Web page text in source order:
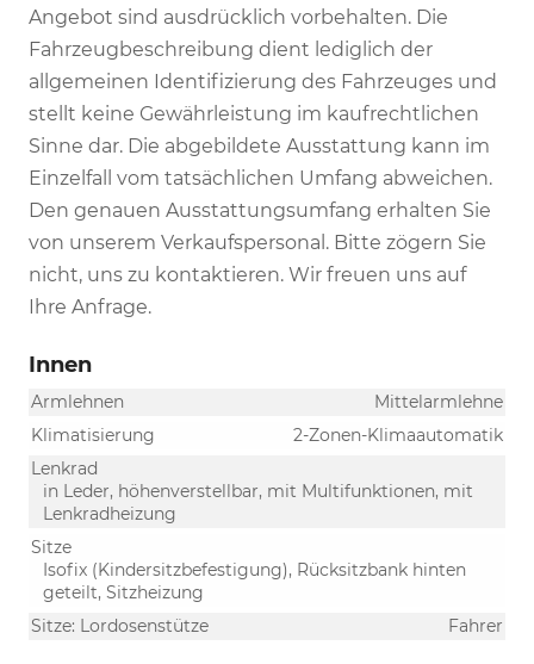
Angebot sind ausdrücklich vorbehalten. Die
Fahrzeugbeschreibung dient lediglich der
allgemeinen Identifizierung des Fahrzeuges und
stellt keine Gewährleistung im kaufrechtlichen
Sinne dar. Die abgebildete Ausstattung kann im
Einzelfall vom tatsächlichen Umfang abweichen.
Den genauen Ausstattungsumfang erhalten Sie
von unserem Verkaufspersonal. Bitte zögern Sie
nicht, uns zu kontaktieren. Wir freuen uns auf
Ihre Anfrage.
Innen
Armlehnen
Mittelarmlehne
Klimatisierung
2-Zonen-Klimaautomatik
Lenkrad
in Leder, höhenverstellbar, mit Multifunktionen, mit
Lenkradheizung
Sitze
Isofix (Kindersitzbefestigung), Rücksitzbank hinten
geteilt, Sitzheizung
Sitze: Lordosenstütze
Fahrer